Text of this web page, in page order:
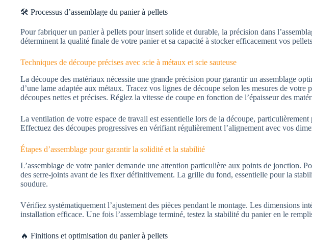
🛠️ Processus d’assemblage du panier à pellets
Pour fabriquer un panier à pellets pour insert solide et durable, la précision dans
déterminent la qualité finale de votre panier et sa capacité à stocker efficacement vos
Techniques de découpe précises avec scie à métaux et scie sauteuse
La découpe des matériaux nécessite une grande précision pour garantir un assemblage
d’une lame adaptée aux métaux. Tracez vos lignes de découpe selon les mesures de
découpes nettes et précises. Réglez la vitesse de coupe en fonction de l’épaisseur des
La ventilation de votre espace de travail est essentielle lors de la découpe,
Effectuez des découpes progressives en vérifiant régulièrement l’alignement avec vos
Étapes d’assemblage pour garantir la solidité et la stabilité
L’assemblage de votre panier demande une attention particulière aux points de jonction.
des serre-joints avant de les fixer définitivement. La grille du fond, essentielle pour la
soudure.
Vérifiez systématiquement l’ajustement des pièces pendant le montage. Les dimensions
installation efficace. Une fois l’assemblage terminé, testez la stabilité du panier en le
🔥 Finitions et optimisation du panier à pellets